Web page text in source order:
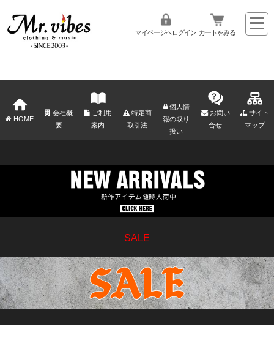
マイページへログイン カートをみる
HOME
会社概
要
ご利用
案内
特定商
取引法
個人情
報の取り
扱い
お問い
合せ
サイト
マップ
SALE